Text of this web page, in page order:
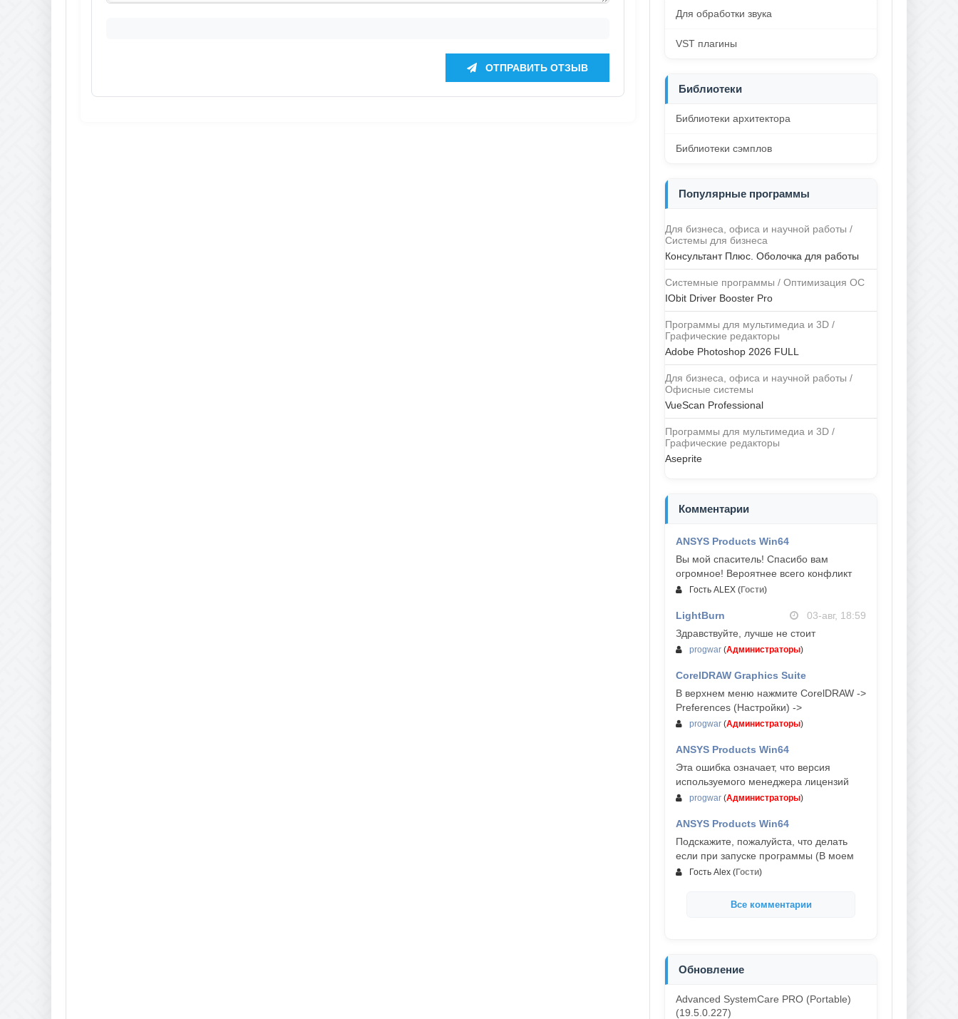
ОТПРАВИТЬ ОТЗЫВ
Для обработки звука
VST плагины
Библиотеки
Библиотеки архитектора
Библиотеки сэмплов
Популярные программы
Для бизнеса, офиса и научной работы /
Системы для бизнеса
Консультант Плюс. Оболочка для работы
Системные программы / Оптимизация ОС
IObit Driver Booster Pro
Программы для мультимедиа и 3D /
Графические редакторы
Adobe Photoshop 2026 FULL
Для бизнеса, офиса и научной работы /
Офисные системы
VueScan Professional
Программы для мультимедиа и 3D /
Графические редакторы
Aseprite
Комментарии
ANSYS Products Win64
Вы мой спаситель! Спасибо вам
огромное! Вероятнее всего конфликт
Гость ALEX (Гости)
LightBurn
03-авг, 18:59
Здравствуйте, лучше не стоит
progwar (Администраторы)
CorelDRAW Graphics Suite
03-авг, 18:58
В верхнем меню нажмите CorelDRAW ->
Preferences (Настройки) ->
progwar (Администраторы)
ANSYS Products Win64
Эта ошибка означает, что версия
используемого менеджера лицензий
progwar (Администраторы)
ANSYS Products Win64
Подскажите, пожалуйста, что делать
если при запуске программы (В моем
Гость Alex (Гости)
Все комментарии
Обновление
Advanced SystemCare PRO (Portable)
(19.5.0.227)